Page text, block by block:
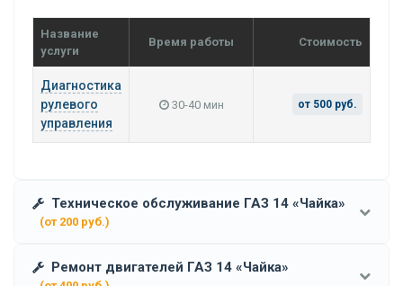
Название
услуги
Время работы Стоимость
Диагностика
рулевого
управления
30-40 мин от 500 руб.
Техническое обслуживание ГАЗ 14 «Чайка»
(от 200 руб.)
Ремонт двигателей ГАЗ 14 «Чайка»